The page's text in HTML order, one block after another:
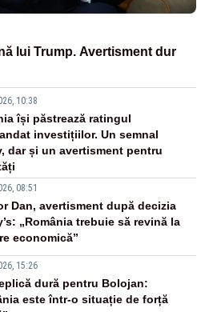
lui Trump. Avertisment dur
10:38
își păstrează ratingul
investițiilor. Un semnal
dar și un avertisment pentru
08:51
Dan, avertisment după decizia
„România trebuie să revină la
economică”
15:26
dură pentru Bolojan:
este într-o situație de forță